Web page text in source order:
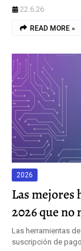
22.6.26
READ MORE »
2026
Las mejores
2026 que no
Las herramientas
suscripción de